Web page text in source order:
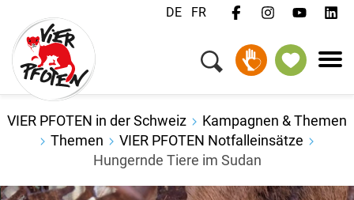
DE FR
VIER PFOTEN in der Schweiz
Kampagnen & Themen
Themen
VIER PFOTEN Notfalleinsätze
Hungernde Tiere im Sudan
Menü
Kampagnen & Themen
Tiere
Über uns